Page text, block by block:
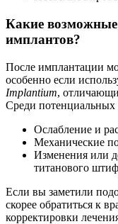
Какие возможные
имплантов?
После имплантации
особенно если
Implantium,
Среди
Ослабление и
Механические
Изменения или
титанового
Если вы заметили
скорее обратиться к
корректировки